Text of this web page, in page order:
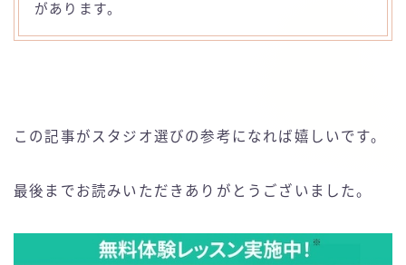
があります。
この記事がスタジオ選びの参考になれば嬉しいです。
最後までお読みいただきありがとうございました。